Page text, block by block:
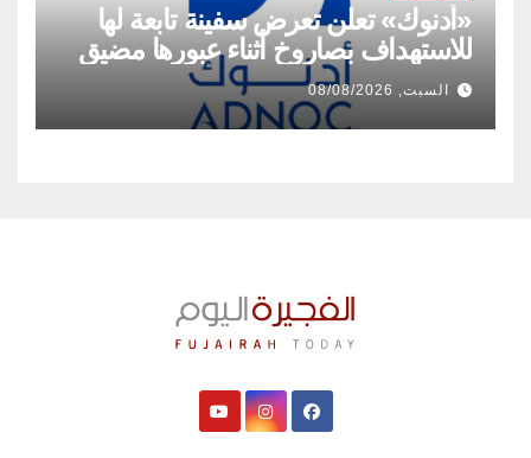
«أدنوك» تعلن تعرض سفينة تابعة لها
للاستهداف بصاروخ أثناء عبورها مضيق
هرمزالسبت, 08/08/2026